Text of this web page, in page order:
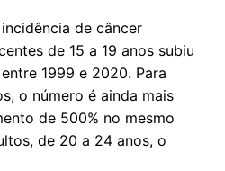
de câncer
de 15 a 19 anos subiu
1999 e 2020. Para
o número é ainda mais
de 500% no mesmo
de 20 a 24 anos, o